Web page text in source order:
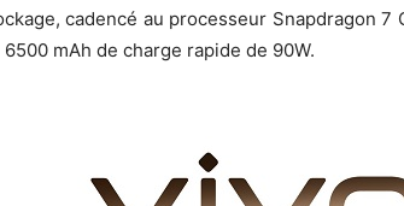
cadencé au processeur Snapdragon
6500 mAh de charge rapide de 90W.